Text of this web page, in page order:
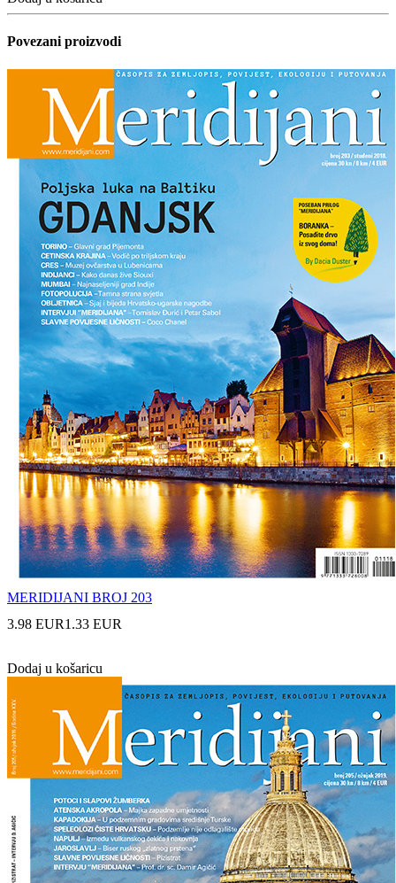
Povezani proizvodi
MERIDIJANI BROJ 203
3.98 EUR1.33 EUR
Dodaj u košaricu